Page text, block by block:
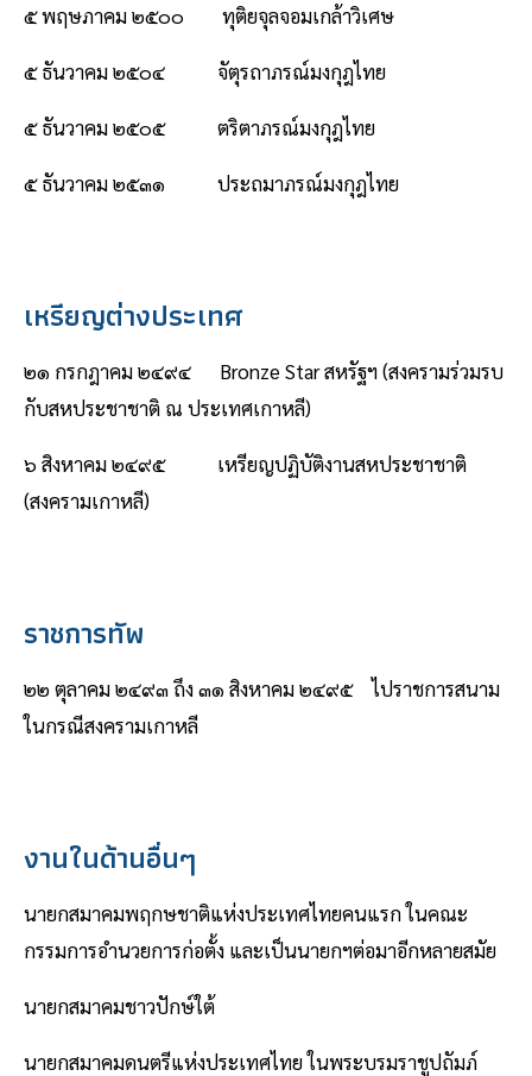
๕ พฤษภาคม ๒๕๐๐ ทุติยจุลจอมเกล้าวิเศษ
๕ ธันวาคม ๒๕๐๔ จัตุรถาภรณ์มงกุฎไทย
๕ ธันวาคม ๒๕๐๕ ตริตาภรณ์มงกุฎไทย
๕ ธันวาคม ๒๕๓๑ ประถมาภรณ์มงกุฎไทย
เหรียญต่างประเทศ
๒๑ กรกฎาคม ๒๔๙๔ Bronze Star สหรัฐฯ (สงครามร่วมรบ
กับสหประชาชาติ ณ ประเทศเกาหลี)
๖ สิงหาคม ๒๔๙๕ เหรียญปฏิบัติงานสหประชาชาติ
(สงครามเกาหลี)
ราชการทัพ
๒๒ ตุลาคม ๒๔๙๓ ถึง ๓๑ สิงหาคม ๒๔๙๕ ไปราชการสนาม
ในกรณีสงครามเกาหลี
งานในด้านอื่นๆ
นายกสมาคมพฤกษชาติแห่งประเทศไทยคนแรก ในคณะ
กรรมการอํานวยการก่อตั้ง และเป็นนายกฯต่อมาอีกหลายสมัย
นายกสมาคมชาวปักษ์ใต้
นายกสมาคมดนตรีแห่งประเทศไทย ในพระบรมราชูปถัมภ์